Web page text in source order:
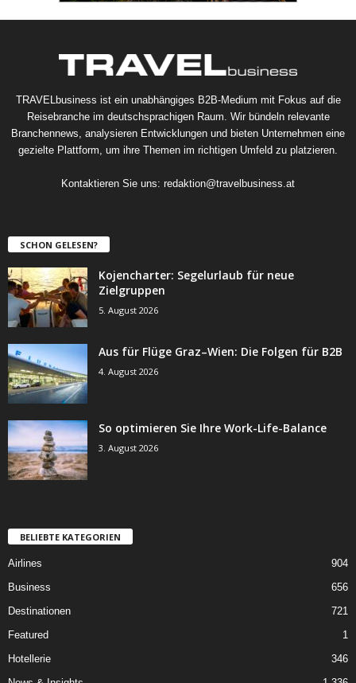
TRAVELbusiness ist ein unabhängiges B2B-Medium mit Fokus auf die
Reisebranche im deutschsprachigen Raum. Wir bündeln relevante
Branchennews, analysieren Entwicklungen und bieten Unternehmen eine
gezielte Plattform, um ihre Themen im richtigen Umfeld zu platzieren.
Kontaktieren Sie uns: redaktion@travelbusiness.at
SCHON GELESEN?
Kojencharter: Segelurlaub für neue
Zielgruppen
5. August 2026
Aus für Flüge Graz–Wien: Die Folgen für B2B
4. August 2026
So optimieren Sie Ihre Work-Life-Balance
3. August 2026
BELIEBTE KATEGORIEN
Airlines
904
Business
656
Destinationen
721
Featured
1
Hotellerie
346